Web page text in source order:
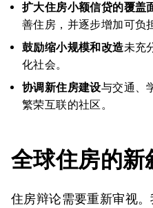
扩大住房小额信贷的覆盖
善住房，并逐步增加可负
鼓励缩小规模和改造未充
化社会。
协调新住房建设与交通、
繁荣互联的社区。
全球住房的新
住房辩论需要重新审视